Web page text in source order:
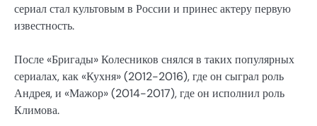
сериал стал культовым в России и принес актеру первую
известность.
После «Бригады» Колесников снялся в таких популярных
сериалах, как «Кухня» (2012-2016), где он сыграл роль
Андрея, и «Мажор» (2014-2017), где он исполнил роль
Климова.